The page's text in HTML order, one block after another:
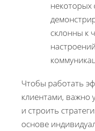
некоторых
склонны к
Чтобы работать
клиентами, важно
и строить
основе